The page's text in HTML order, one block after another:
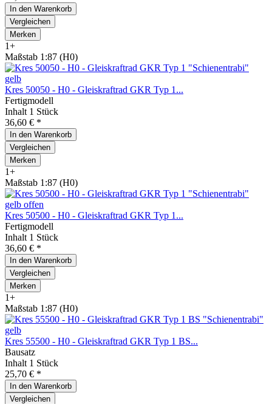
In den Warenkorb
Vergleichen
Merken
1+
Maßstab 1:87 (H0)
Kres 50050 - H0 - Gleiskraftrad GKR Typ 1...
Fertigmodell
Inhalt 1 Stück
36,60 € *
In den Warenkorb
Vergleichen
Merken
1+
Maßstab 1:87 (H0)
Kres 50500 - H0 - Gleiskraftrad GKR Typ 1...
Fertigmodell
Inhalt 1 Stück
36,60 € *
In den Warenkorb
Vergleichen
Merken
1+
Maßstab 1:87 (H0)
Kres 55500 - H0 - Gleiskraftrad GKR Typ 1 BS...
Bausatz
Inhalt 1 Stück
25,70 € *
In den Warenkorb
Vergleichen